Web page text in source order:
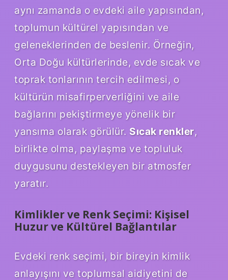
aynı zamanda o evdeki aile yapısından,
toplumun kültürel yapısından ve
geleneklerinden de beslenir. Örneğin,
Orta Doğu kültürlerinde, evde sıcak ve
toprak tonlarının tercih edilmesi, o
kültürün misafirperverliğini ve aile
bağlarını pekiştirmeye yönelik bir
yansıma olarak görülür. Sıcak renkler,
birlikte olma, paylaşma ve topluluk
duygusunu destekleyen bir atmosfer
yaratır.
Kimlikler ve Renk Seçimi: Kişisel
Huzur ve Kültürel Bağlantılar
Evdeki renk seçimi, bir bireyin kimlik
anlayışını ve toplumsal aidiyetini de